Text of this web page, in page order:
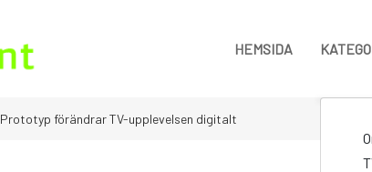
HEMSIDA
Prototyp förändrar TV-upplevelsen digitalt